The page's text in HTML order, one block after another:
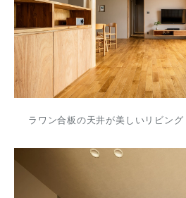
ラワン合板の天井が美しいリビング